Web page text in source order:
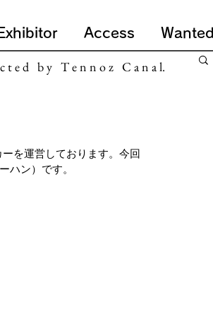
Exhibitor Access Wanted
を運営しております。今回
ハン）です。
t e d b y T e n n o z C a n a l.